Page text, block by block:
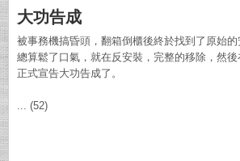
大功告成
被事務機搞昏頭，翻箱倒櫃後終於找到了原始
總算鬆了口氣，就在反安裝，完整的移除，然後
正式宣告大功告成了。
... (52)